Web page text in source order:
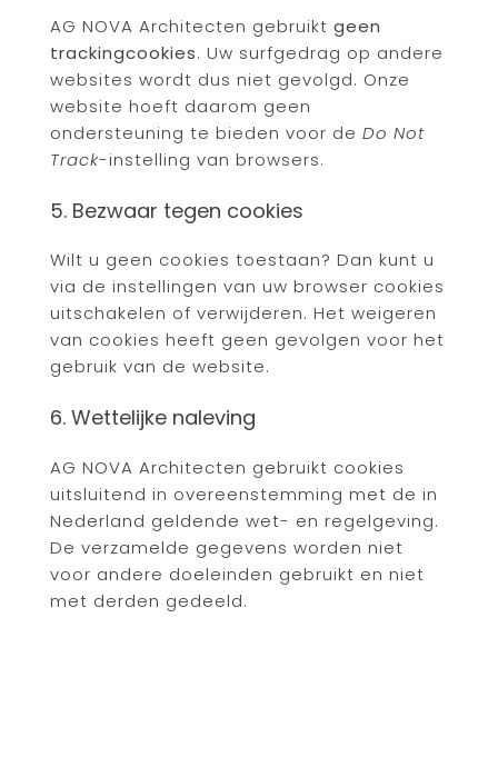
AG NOVA Architecten gebruikt geen
trackingcookies. Uw surfgedrag op andere
websites wordt dus niet gevolgd. Onze
website hoeft daarom geen
ondersteuning te bieden voor de Do Not
Track-instelling van browsers.
5. Bezwaar tegen cookies
Wilt u geen cookies toestaan? Dan kunt u
via de instellingen van uw browser cookies
uitschakelen of verwijderen. Het weigeren
van cookies heeft geen gevolgen voor het
gebruik van de website.
6. Wettelijke naleving
AG NOVA Architecten gebruikt cookies
uitsluitend in overeenstemming met de in
Nederland geldende wet- en regelgeving.
De verzamelde gegevens worden niet
voor andere doeleinden gebruikt en niet
met derden gedeeld.